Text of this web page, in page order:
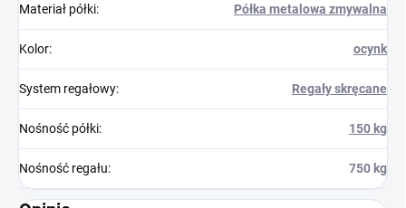
Materiał półki: Półka metalowa zmywalna
Kolor: ocynk
System regałowy: Regały skręcane
Nośność półki: 150 kg
Nośność regału: 750 kg